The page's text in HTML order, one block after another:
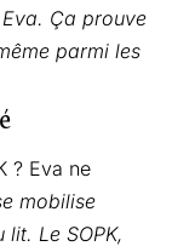
Ça prouve
parmi les
? Eva ne
mobilise
Le SOPK,